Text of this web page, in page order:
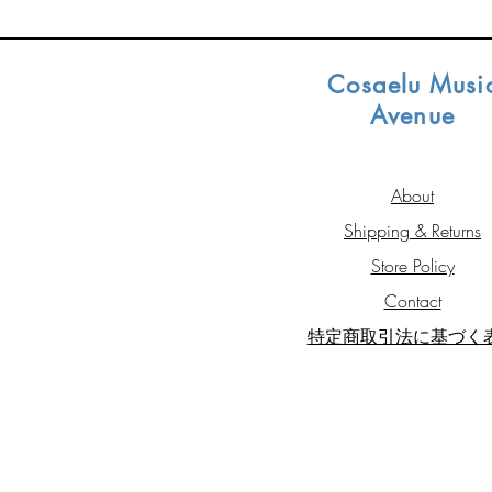
Cosaelu
Avenue
About
Shipping & Returns
Store Policy
Contact
特定商取引法に基づく